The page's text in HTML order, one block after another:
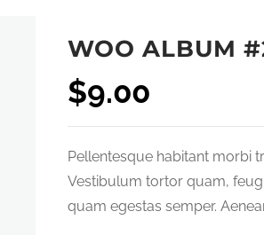
WOO ALBUM
$9.00
Pellentesque habitant morbi
Vestibulum tortor quam,
quam egestas semper.